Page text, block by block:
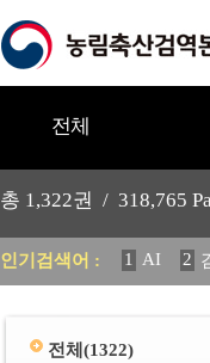
전체
총 1,322권 / 318,765
인기검색어 : 1 AI 2
11 2025
전체 (1322)